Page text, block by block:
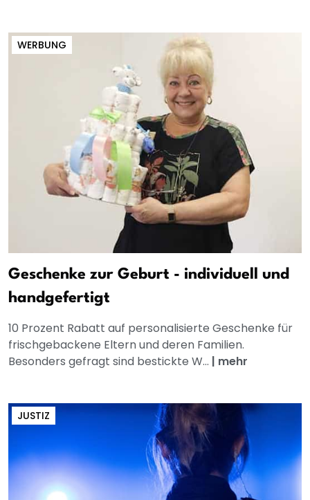
WERBUNG
Geschenke zur Geburt - individuell und
handgefertigt
10 Prozent Rabatt auf personalisierte Geschenke für
frischgebackene Eltern und deren Familien.
Besonders gefragt sind bestickte W... | mehr
JUSTIZ